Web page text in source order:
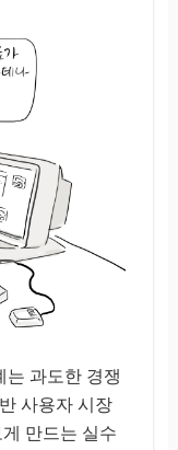
는 과도한 경쟁
사용자 시장
만드는 실수